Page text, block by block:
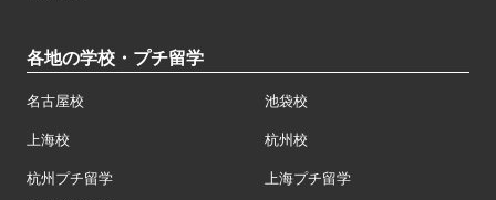
各地の学校・プチ留学
名古屋校 池袋校
上海校 杭州校
杭州プチ留学 上海プチ留学